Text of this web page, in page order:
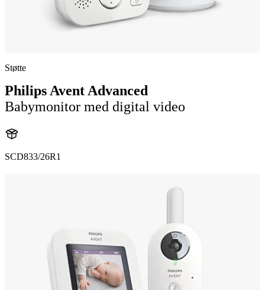
Støtte
Philips Avent Advanced
Babymonitor med digital video
SCD833/26R1